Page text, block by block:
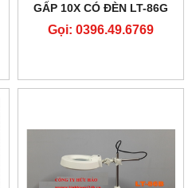
GẤP 10X CÓ ĐÈN LT-86G
Gọi: 0396.49.6769